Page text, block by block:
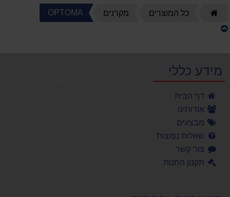
כל המוצרים מקרנים OPTOMA
מידע כללי
דף הבית
אודותינו
מבצעים
שאלות נפוצות
צור קשר
תקנון החנות